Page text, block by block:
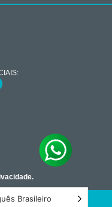
Brasileiro